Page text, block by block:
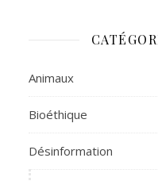
Animaux
Bioéthique
Désinformation